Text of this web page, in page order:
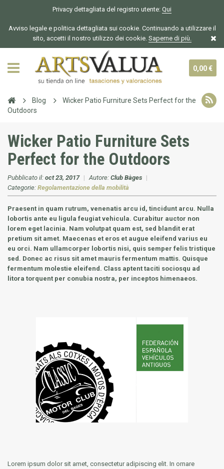
Privacy dettagliata del registro utente: Qui
Avviso legale e politica dettagliata sui cookie. Continuando a utilizzare il
sito, accetti il nostro utilizzo dei cookie. Saperne di più.
0,00 €
Blog
Wicker Patio Furniture Sets Perfect for the
Outdoors
Wicker Patio Furniture Sets
Perfect for the Outdoors
Pubblicato il: oct 23, 2017 | Autore: Club Bàges |
Categorie: Regolamentazione della mobilità
Praesent in quam rutrum, venenatis arcu id, tincidunt arcu. Nulla
lobortis ante eu ligula feugiat vehicula. Curabitur auctor non
lorem eget lacinia. Nam volutpat quam est, sed blandit erat
pretium sit amet. Maecenas et eros et augue eleifend varius eu
eu orci. Nam ullamcorper lobortis nisi, quis semper felis tristique
sed. Donec ac risus sit amet mauris fermentum mattis. Quisque
fermentum molestie eleifend. Class aptent taciti sociosqu ad
litora torquent per conubia nostra, per inceptos himenaeos.
Lorem ipsum dolor sit amet, consectetur adipiscing elit. In ornare